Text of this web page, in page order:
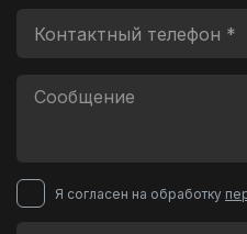
Я согласен на обработку